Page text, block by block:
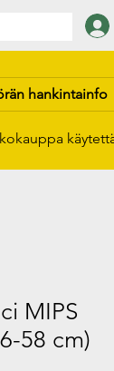
hankintainfo
MIPS
58 cm)